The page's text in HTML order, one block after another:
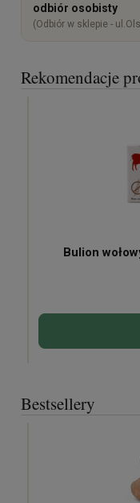
odbiór osobisty
(Odbiór w sklepie -
Rekomendacje
Bulion
Bestsellery